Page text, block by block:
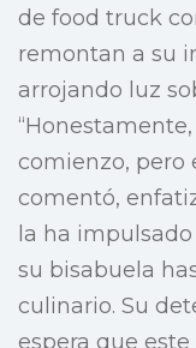
de food truck
remontan a su
arrojando luz
comienzo, pero
comentó,
la ha
su bisabuela
culinario. Su
espera que